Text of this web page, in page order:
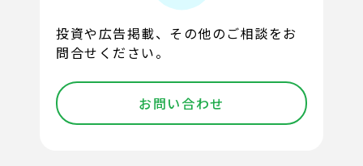
投資や広告掲載、その他のご相談をお
問合せください。
お問い合わせ